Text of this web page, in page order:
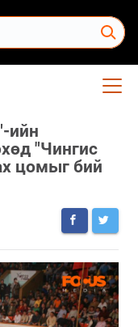
ийн
"Чингис
цомыг бий